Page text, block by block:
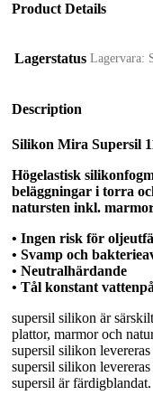
Product Details
Lagerstatus Lagervara:
Description
Silikon Mira Supersil
Högelastisk
beläggningar i torra
natursten inkl.
• Ingen risk för
• Svamp och
• Neutralhärdande
• Tål konstant
supersil silikon är
plattor, marmor och
supersil silikon
supersil silikon
supersil är färdigblandat.